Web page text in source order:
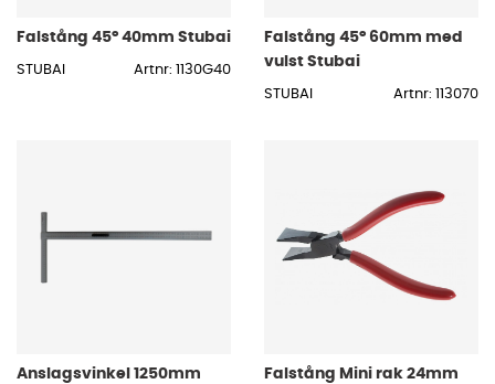
Falstång 45° 40mm Stubai
STUBAI Artnr: 1130G40
Falstång 45° 60mm med
vulst Stubai
STUBAI Artnr: 113070
Anslagsvinkel 1250mm
Falstång Mini rak 24mm